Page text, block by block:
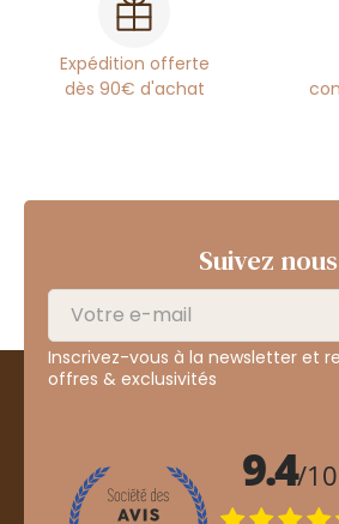
Expédition offerte
dès 90€ d'achat
Suivez nous
Inscrivez-vous à la newsletter et
offres & exclusivités